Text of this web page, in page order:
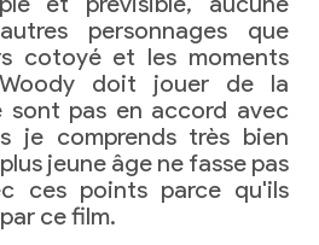
personnages que
cotoyé et les moments
doit jouer de la
sont pas en accord avec
je comprends très bien
jeune âge ne fasse pas
ces points parce qu'ils
ce film.